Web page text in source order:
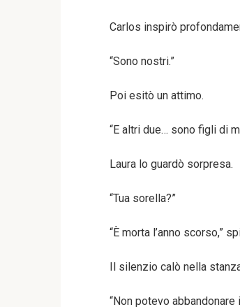
Carlos inspirò
“Sono nostri.”
Poi esitò un attimo.
“E altri due… sono figli di
Laura lo guardò sorpresa.
“Tua sorella?”
“È morta l’anno scorso,”
Il silenzio calò nella
“Non potevo